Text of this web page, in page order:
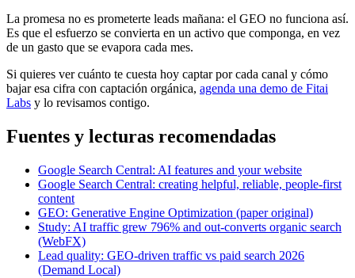
La promesa no es prometerte leads mañana: el GEO no funciona así.
Es que el esfuerzo se convierta en un activo que componga, en vez
de un gasto que se evapora cada mes.
Si quieres ver cuánto te cuesta hoy captar por cada canal y cómo
bajar esa cifra con captación orgánica, agenda una demo de Fitai
Labs y lo revisamos contigo.
Fuentes y lecturas recomendadas
Google Search Central: AI features and your website
Google Search Central: creating helpful, reliable, people-first
content
GEO: Generative Engine Optimization (paper original)
Study: AI traffic grew 796% and out-converts organic search
(WebFX)
Lead quality: GEO-driven traffic vs paid search 2026
(Demand Local)